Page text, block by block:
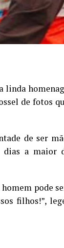
linda
de fotos
de ser
dias a maior
pode
filhos!”,